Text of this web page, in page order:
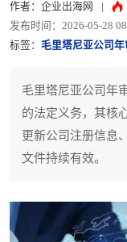
作者：企业出海网
发布时间：2026-05-28
标签： 毛里塔尼亚公司年
毛里塔尼亚公司年
的法定义务，其核
更新公司注册信息
文件持续有效。